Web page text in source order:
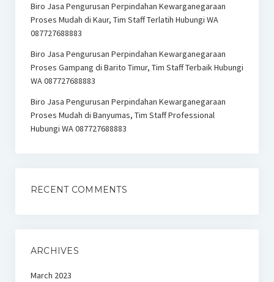
Biro Jasa Pengurusan Perpindahan Kewarganegaraan
Proses Mudah di Kaur, Tim Staff Terlatih Hubungi WA
087727688883
Biro Jasa Pengurusan Perpindahan Kewarganegaraan
Proses Gampang di Barito Timur, Tim Staff Terbaik Hubungi
WA 087727688883
Biro Jasa Pengurusan Perpindahan Kewarganegaraan
Proses Mudah di Banyumas, Tim Staff Professional
Hubungi WA 087727688883
RECENT COMMENTS
ARCHIVES
March 2023